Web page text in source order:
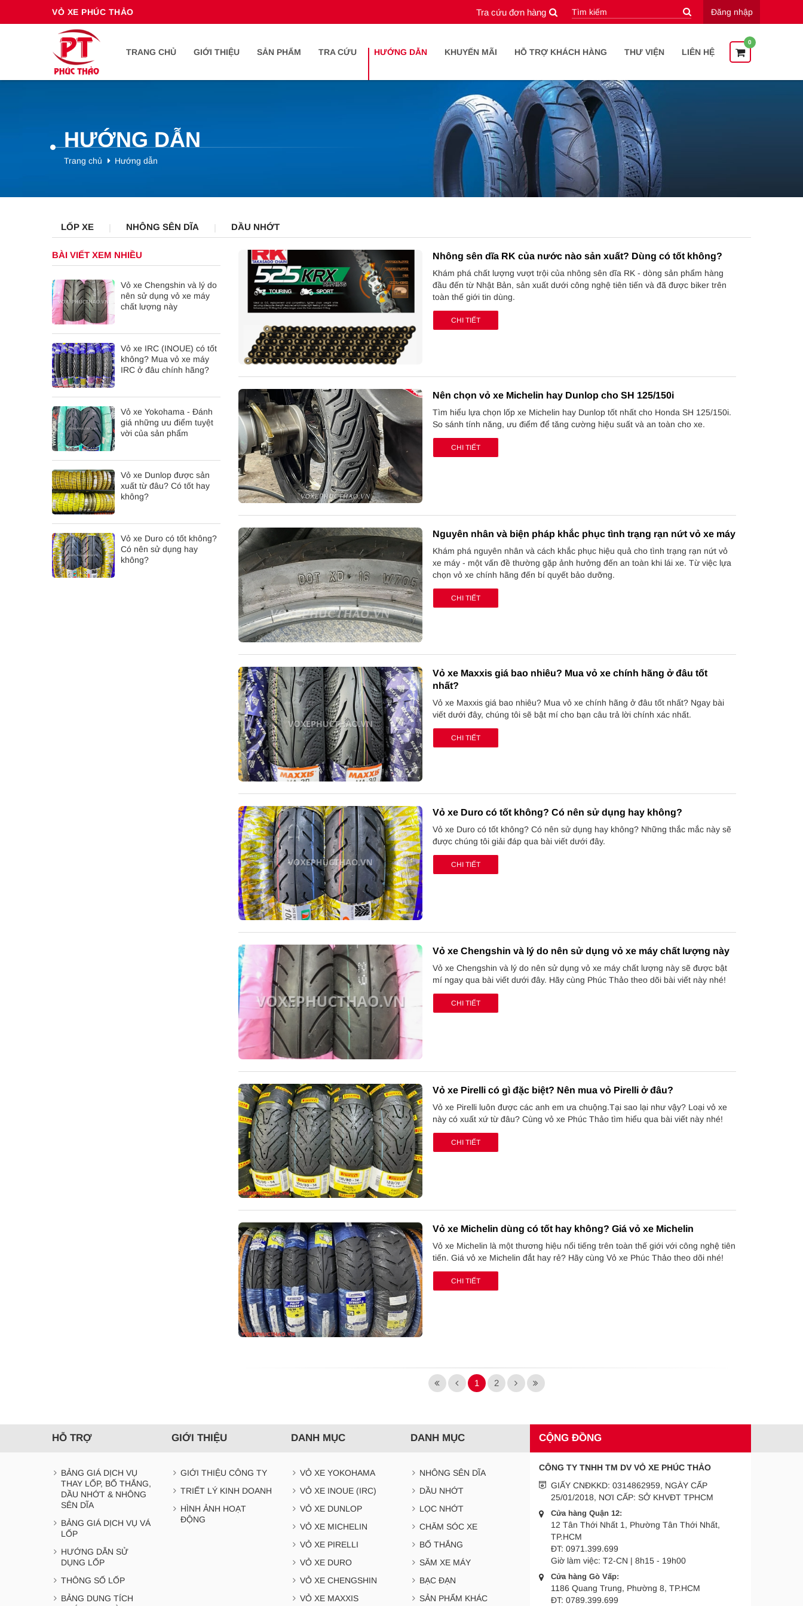
VỎ XE PHÚC THẢO Tra cứu đơn hàng Đăng nhập
TRANG CHỦ GIỚI THIỆU SẢN PHẨM TRA CỨU HƯỚNG DẪN KHUYẾN MÃI HỖ TRỢ KHÁCH HÀNG THƯ VIỆN LIÊN HỆ
0
HƯỚNG DẪN
Trang chủ Hướng dẫn
LỐP XE NHÔNG SÊN DĨA DẦU NHỚT
Nhông sên dĩa RK của nước nào sản xuất? Dùng có tốt không?
Khám phá chất lượng vượt trội của nhông sên dĩa RK - dòng sản phẩm hàng
đầu đến từ Nhật Bản, sản xuất dưới công nghệ tiên tiến và đã được biker trên
toàn thế giới tin dùng.
CHI TIẾT
Nên chọn vỏ xe Michelin hay Dunlop cho SH 125/150i
Tìm hiểu lựa chọn lốp xe Michelin hay Dunlop tốt nhất cho Honda SH 125/150i.
So sánh tính năng, ưu điểm để tăng cường hiệu suất và an toàn cho xe.
CHI TIẾT
Nguyên nhân và biện pháp khắc phục tình trạng rạn nứt vỏ xe máy
Khám phá nguyên nhân và cách khắc phục hiệu quả cho tình trạng rạn nứt vỏ
xe máy - một vấn đề thường gặp ảnh hưởng đến an toàn khi lái xe. Từ việc lựa
chọn vỏ xe chính hãng đến bí quyết bảo dưỡng.
CHI TIẾT
Vỏ xe Maxxis giá bao nhiêu? Mua vỏ xe chính hãng ở đâu tốt
nhất?
Vỏ xe Maxxis giá bao nhiêu? Mua vỏ xe chính hãng ở đâu tốt nhất? Ngay bài
viết dưới đây, chúng tôi sẽ bật mí cho bạn câu trả lời chính xác nhất.
CHI TIẾT
Vỏ xe Duro có tốt không? Có nên sử dụng hay không?
Vỏ xe Duro có tốt không? Có nên sử dụng hay không? Những thắc mắc này sẽ
được chúng tôi giải đáp qua bài viết dưới đây.
CHI TIẾT
Vỏ xe Chengshin và lý do nên sử dụng vỏ xe máy chất lượng này
Vỏ xe Chengshin và lý do nên sử dụng vỏ xe máy chất lượng này sẽ được bật
mí ngay qua bài viết dưới đây. Hãy cùng Phúc Thảo theo dõi bài viết này nhé!
CHI TIẾT
Vỏ xe Pirelli có gì đặc biệt? Nên mua vỏ Pirelli ở đâu?
Vỏ xe Pirelli luôn được các anh em ưa chuộng.Tại sao lại như vậy? Loại vỏ xe
này có xuất xứ từ đâu? Cùng vỏ xe Phúc Thảo tìm hiểu qua bài viết này nhé!
CHI TIẾT
Vỏ xe Michelin dùng có tốt hay không? Giá vỏ xe Michelin
Vỏ xe Michelin là một thương hiệu nổi tiếng trên toàn thế giới với công nghệ tiên
tiến. Giá vỏ xe Michelin đắt hay rẻ? Hãy cùng Vỏ xe Phúc Thảo theo dõi nhé!
CHI TIẾT
1 2
BÀI VIẾT XEM NHIỀU
Vỏ xe Chengshin và lý do
nên sử dụng vỏ xe máy
chất lượng này
Vỏ xe IRC (INOUE) có tốt
không? Mua vỏ xe máy
IRC ở đâu chính hãng?
Vỏ xe Yokohama - Đánh
giá những ưu điểm tuyệt
vời của sản phẩm
Vỏ xe Dunlop được sản
xuất từ đâu? Có tốt hay
không?
Vỏ xe Duro có tốt không?
Có nên sử dụng hay
không?
HỖ TRỢ
BẢNG GIÁ DỊCH VỤ
THAY LỐP, BỐ THẮNG,
DẦU NHỚT & NHÔNG
SÊN DĨA
BẢNG GIÁ DỊCH VỤ VÁ
LỐP
HƯỚNG DẪN SỬ
DỤNG LỐP
THÔNG SỐ LỐP
BẢNG DUNG TÍCH
GIỚI THIỆU
GIỚI THIỆU CÔNG TY
TRIẾT LÝ KINH DOANH
HÌNH ẢNH HOẠT
ĐỘNG
DANH MỤC
VỎ XE YOKOHAMA
VỎ XE INOUE (IRC)
VỎ XE DUNLOP
VỎ XE MICHELIN
VỎ XE PIRELLI
VỎ XE DURO
VỎ XE CHENGSHIN
VỎ XE MAXXIS
DANH MỤC
NHÔNG SÊN DĨA
DẦU NHỚT
LỌC NHỚT
CHĂM SÓC XE
BỐ THẮNG
SĂM XE MÁY
BẠC ĐẠN
SẢN PHẨM KHÁC
CỘNG ĐỒNG
CÔNG TY TNHH TM DV VỎ XE PHÚC THẢO
GIẤY CNĐKKD: 0314862959, NGÀY CẤP
25/01/2018, NƠI CẤP: SỞ KHVĐT TPHCM
Cửa hàng Quận 12:
12 Tân Thới Nhất 1, Phường Tân Thới Nhất,
TP.HCM
ĐT: 0971.399.699
Giờ làm việc: T2-CN | 8h15 - 19h00
Cửa hàng Gò Vấp:
1186 Quang Trung, Phường 8, TP.HCM
ĐT: 0789.399.699